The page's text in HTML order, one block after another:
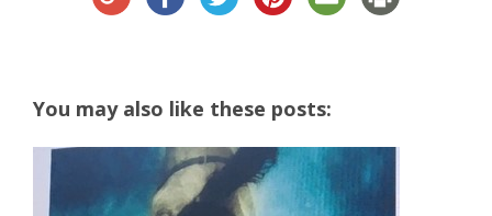
You may also like these posts: